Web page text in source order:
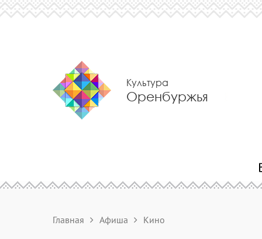
Культура
Оренбуржья
Главная Афиша Кино